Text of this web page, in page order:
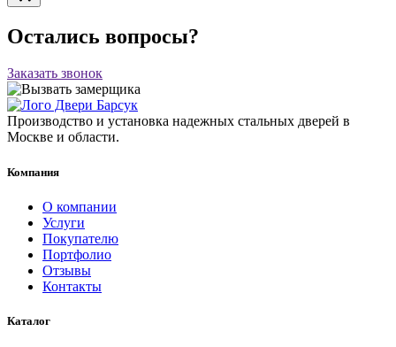
Остались вопросы?
Заказать звонок
Производство и установка надежных стальных дверей в
Москве и области.
Компания
О компании
Услуги
Покупателю
Портфолио
Отзывы
Контакты
Каталог